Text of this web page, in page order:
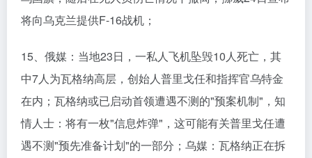
将向乌克兰提供F-16战机；
15、俄媒：当地23日，一私人飞机坠毁10人死亡，其
中7人为瓦格纳高层，创始人普里戈任和指挥官乌特金
在内；瓦格纳或已启动首领遭遇不测的"预案机制"，知
情人士：将有一枚"信息炸弹"，这可能有关普里戈任遭
遇不测"预先准备计划"的一部分；乌媒：瓦格纳正在拆